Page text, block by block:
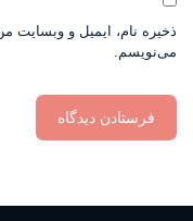
ذخیره نام، ایمیل و وبسایت
می‌نویسم.